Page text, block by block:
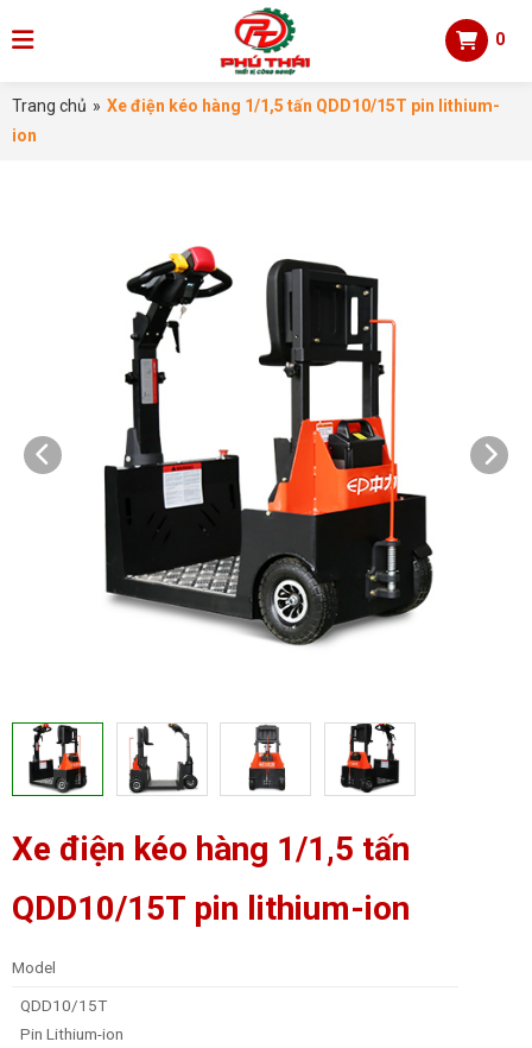
0
Trang chủ » Xe điện kéo hàng 1/1,5 tấn QDD10/15T pin lithium-
ion
Xe điện kéo hàng 1/1,5 tấn
QDD10/15T pin lithium-ion
Model
QDD10/15T
Pin Lithium-ion